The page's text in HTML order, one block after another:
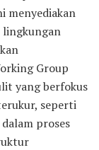
menyediakan
lingkungan
Group
yang berfokus
seperti
proses